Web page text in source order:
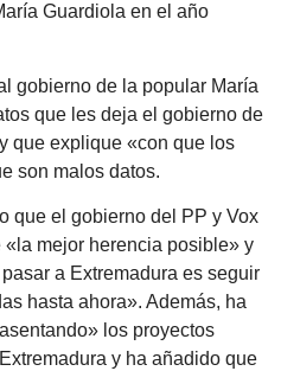
Guardiola en el año
gobierno de la popular María
que les deja el gobierno de
que explique «con que los
son malos datos.
que el gobierno del PP y Vox
mejor herencia posible» y
a Extremadura es seguir
hasta ahora». Además, ha
los proyectos
y ha añadido que